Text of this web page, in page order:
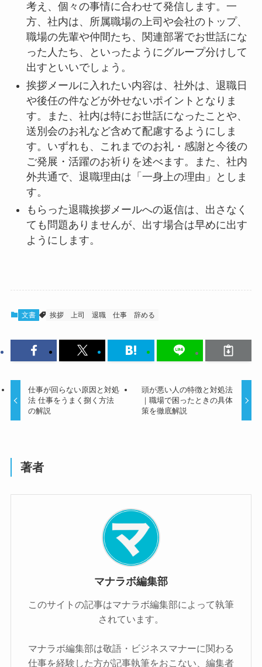
考え、個々の事情に合わせて発信します。一
方、社内は、所属職場の上司や会社のトップ、
職場の先輩や仲間たち、関連部署でお世話にな
った人たち、といったようにグループ分けして
出すといいでしょう。
挨拶メールに入れたい内容は、社外は、退職日
や後任の件などが外せないポイントとなりま
す。また、社内は特にお世話になったことや、
送別会のお礼など含めて配慮するようにしま
す。いずれも、これまでのお礼・感謝と今後の
ご発展・活躍のお祈りを述べます。また、社内
外共通で、退職理由は「一身上の理由」としま
す。
もらった退職挨拶メールへの返信は、出さなく
ても問題ありませんが、出す場合は早めに出す
ようにします。
文書 挨拶 上司 退職 仕事 辞める
仕事が回らない原因と対処
法 仕事をうまく捌く方法
の解説
頭が悪い人の特徴と対処法
｜職場で困ったときの具体
策を徹底解説
著者
マナラボ編集部
このサイトの記事はマナラボ編集部によって執筆
されています。
マナラボ編集部は敬語・ビジネスマナーに関わる
仕事を経験した方が記事執筆をおこない、編集者